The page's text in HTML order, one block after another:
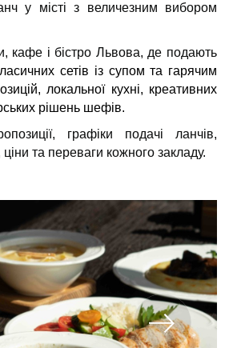
у місті з величезним вибором
кафе і бістро Львова, де подають
сетів із супом та гарячим
локальної кухні, креативних
рішень шефів.
графіки подачі ланчів,
та переваги кожного закладу.